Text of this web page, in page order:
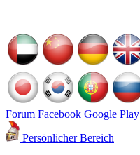
Forum Facebook Google Play
Persönlicher Bereich